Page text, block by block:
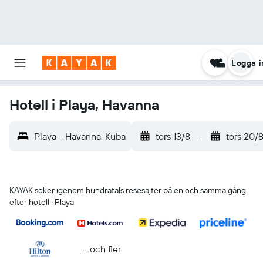
Logga
Hotell i Playa, Havanna
Playa - Havanna, Kuba tors 13/8 - tors 20/8
KAYAK söker igenom hundratals resesajter på en och samma gång
efter hotell i Playa
... och fler